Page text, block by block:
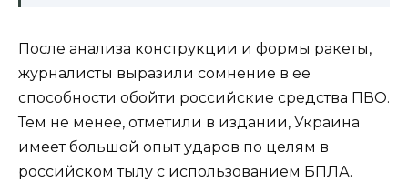
После анализа конструкции и формы ракеты,
журналисты выразили сомнение в ее
способности обойти российские средства ПВО.
Тем не менее, отметили в издании, Украина
имеет большой опыт ударов по целям в
российском тылу с использованием БПЛА.